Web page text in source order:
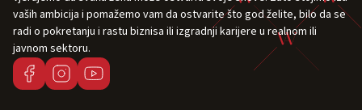
vaših ambicija i pomažemo vam da ostvarite što god želite, bilo da se
radi o pokretanju i rastu biznisa ili izgradnji karijere u realnom ili
javnom sektoru.